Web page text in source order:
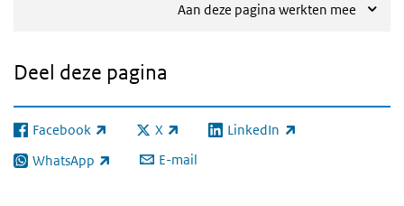
Aan deze pagina werkten mee
Deel deze pagina
Facebook
(externe link) X
(externe link) LinkedIn
(externe link)
WhatsApp
(externe link) E-mail